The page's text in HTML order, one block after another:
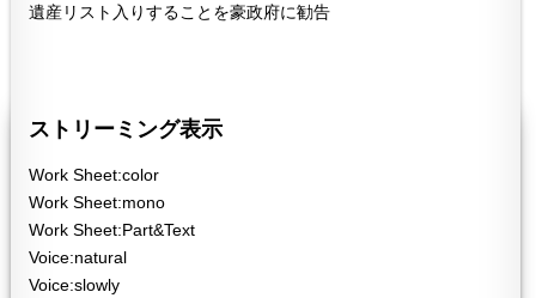
遺産リスト入りすることを豪政府に勧告
ストリーミング表示
Work Sheet:color
Work Sheet:mono
Work Sheet:Part&Text
Voice:natural
Voice:slowly